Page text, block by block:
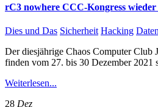
rC3 nowhere CCC-Kongress
Dies und Das Sicherheit Hacking
Der diesjährige Chaos Computer Club
finden vom 27. bis 30 Dezember 2021
Weiterlesen...
28 Dez